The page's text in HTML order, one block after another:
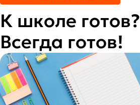
К школе готов?
Всегда готов!